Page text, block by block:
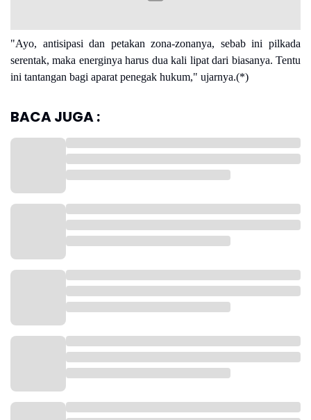
"Ayo, antisipasi dan petakan zona-zonanya, sebab ini pilkada
serentak, maka energinya harus dua kali lipat dari biasanya. Tentu
ini tantangan bagi aparat penegak hukum," ujarnya.​(*)
BACA JUGA :